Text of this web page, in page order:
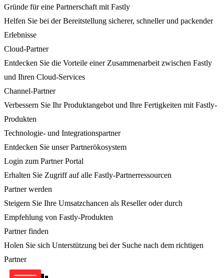
Gründe für eine Partnerschaft mit Fastly
Helfen Sie bei der Bereitstellung sicherer, schneller und packender
Erlebnisse
Cloud-Partner
Entdecken Sie die Vorteile einer Zusammenarbeit zwischen Fastly
und Ihren Cloud-Services
Channel-Partner
Verbessern Sie Ihr Produktangebot und Ihre Fertigkeiten mit Fastly-
Produkten
Technologie- und Integrationspartner
Entdecken Sie unser Partnerökosystem
Login zum Partner Portal
Erhalten Sie Zugriff auf alle Fastly-Partnerressourcen
Partner werden
Steigern Sie Ihre Umsatzchancen als Reseller oder durch
Empfehlung von Fastly-Produkten
Partner finden
Holen Sie sich Unterstützung bei der Suche nach dem richtigen
Partner